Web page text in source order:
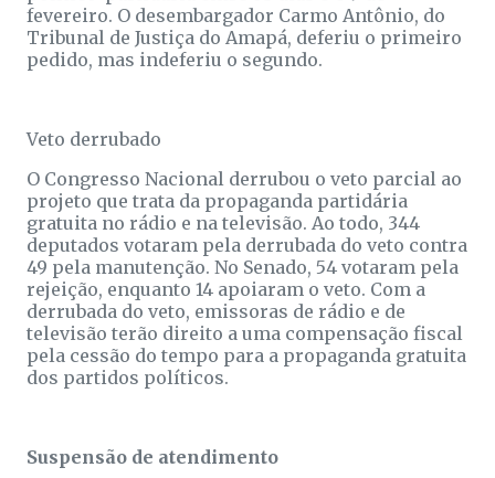
fevereiro. O desembargador Carmo Antônio, do
Tribunal de Justiça do Amapá, deferiu o primeiro
pedido, mas indeferiu o segundo.
Veto derrubado
O Congresso Nacional derrubou o veto parcial ao
projeto que trata da propaganda partidária
gratuita no rádio e na televisão. Ao todo, 344
deputados votaram pela derrubada do veto contra
49 pela manutenção. No Senado, 54 votaram pela
rejeição, enquanto 14 apoiaram o veto. Com a
derrubada do veto, emissoras de rádio e de
televisão terão direito a uma compensação fiscal
pela cessão do tempo para a propaganda gratuita
dos partidos políticos.
Suspensão de atendimento